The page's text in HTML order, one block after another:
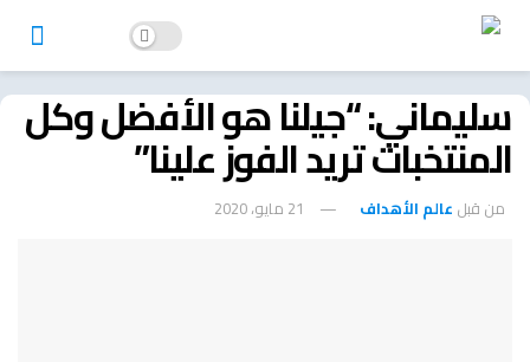
سليماني: “جيلنا هو الأفضل وكل
المنتخبات تريد الفوز علينا”
من قبل عالم الأهداف 21 مايو، 2020